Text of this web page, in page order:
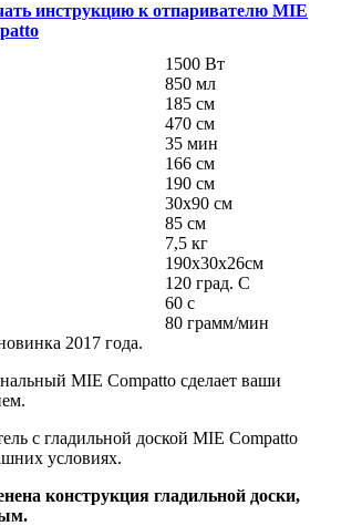
1500 Вт
850 мл
185 см
470 см
35 мин
166 см
190 см
30x90 см
85 см
7,5 кг
190х30х26см
120 град. С
60 с
80 грамм/мин
инструкцию к отпаривателю MIE
2017 года.
MIE Compatto сделает ваши
с гладильной доской MIE Compatto
условиях.
конструкция гладильной доски,